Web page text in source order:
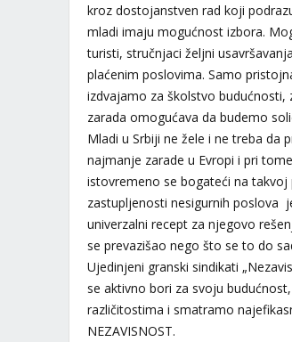
kroz dostojanstven rad koji
mladi imaju mogućnost izbora.
turisti, stručnjaci željni
plaćenim poslovima. Samo
izdvajamo za školstvo budućnosti,
zarada omogućava da budemo
Mladi u Srbiji ne žele i ne treba da
najmanje zarade u Evropi i pri
istovremeno se bogateći na takvoj
zastupljenosti nesigurnih poslova
univerzalni recept za njegovo
se prevazišao nego što se to do
Ujedinjeni granski sindikati
se aktivno bori za svoju
različitostima i smatramo
NEZAVISNOST.